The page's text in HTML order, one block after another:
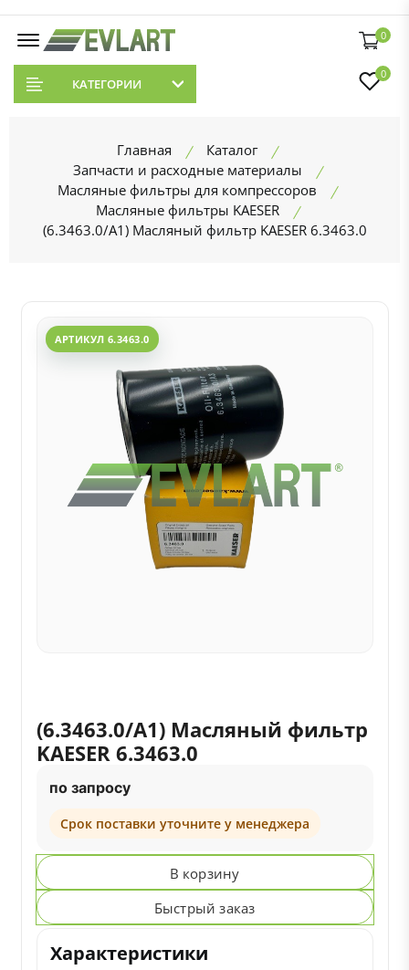
0
КАТЕГОРИИ
0
Главная
Каталог
Запчасти и расходные материалы
Масляные фильтры для компрессоров
Масляные фильтры KAESER
(6.3463.0/A1) Масляный фильтр KAESER 6.3463.0
АРТИКУЛ 6.3463.0
(6.3463.0/A1) Масляный фильтр
KAESER 6.3463.0
по запросу
Срок поставки уточните у менеджера
В корзину
Быстрый заказ
Характеристики